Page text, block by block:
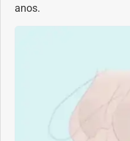
anos.